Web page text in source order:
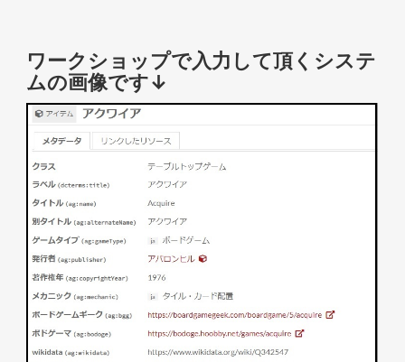
ワークショップで入力して頂くシステ
ムの画像です↓